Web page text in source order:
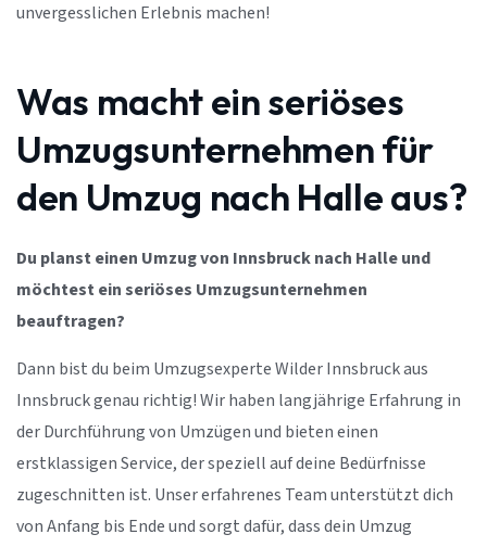
unvergesslichen Erlebnis machen!
Was macht ein seriöses
Umzugsunternehmen für
den Umzug nach Halle aus?
Du planst einen Umzug von Innsbruck nach Halle und
möchtest ein seriöses Umzugsunternehmen
beauftragen?
Dann bist du beim Umzugsexperte Wilder Innsbruck aus
Innsbruck genau richtig! Wir haben langjährige Erfahrung in
der Durchführung von Umzügen und bieten einen
erstklassigen Service, der speziell auf deine Bedürfnisse
zugeschnitten ist. Unser erfahrenes Team unterstützt dich
von Anfang bis Ende und sorgt dafür, dass dein Umzug